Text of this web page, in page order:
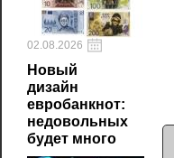
02.08.2026
Новый
дизайн
евробанкнот:
недовольных
будет много